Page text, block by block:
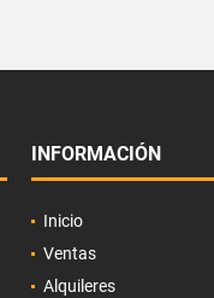
INFORMACIÓN
Inicio
Ventas
Alquileres